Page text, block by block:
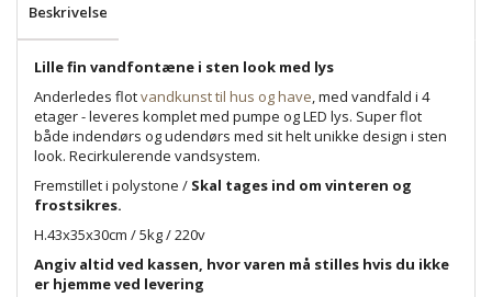
Beskrivelse
Lille fin vandfontæne i sten look med lys
Anderledes flotvandkunst til hus og have, med vandfald i 4
etager - leveres komplet med pumpe og LED lys. Super flot
både indendørs og udendørs med sit helt unikke design i sten
look. Recirkulerende vandsystem.
Fremstillet i polystone / Skal tages ind om vinteren og
frostsikres.
H.43x35x30cm / 5kg / 220v
Angiv altid ved kassen, hvor varen må stilles hvis du ikke
er hjemme ved levering